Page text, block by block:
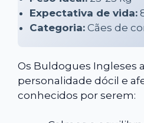
Expectativa de vida:
Categoria: Cães de
Os Buldogues Ingleses
personalidade dócil e
conhecidos por serem: